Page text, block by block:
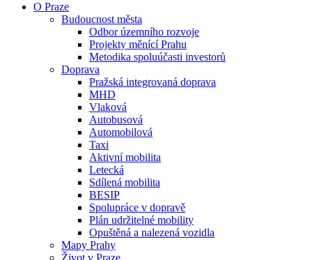
O Praze
Budoucnost města
Odbor územního rozvoje
Projekty měnící Prahu
Metodika spoluúčasti investorů
Doprava
Pražská integrovaná doprava
MHD
Vlaková
Autobusová
Automobilová
Taxi
Aktivní mobilita
Letecká
Sdílená mobilita
BESIP
Spolupráce v dopravě
Plán udržitelné mobility
Opuštěná a nalezená vozidla
Mapy Prahy
Život v Praze